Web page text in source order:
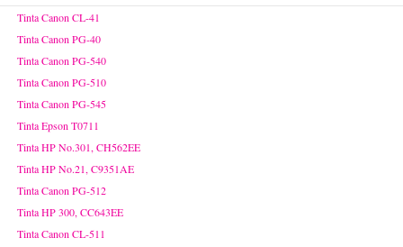
Tinta Canon CL-41
Tinta Canon PG-40
Tinta Canon PG-540
Tinta Canon PG-510
Tinta Canon PG-545
Tinta Epson T0711
Tinta HP No.301, CH562EE
Tinta HP No.21, C9351AE
Tinta Canon PG-512
Tinta HP 300, CC643EE
Tinta Canon CL-511